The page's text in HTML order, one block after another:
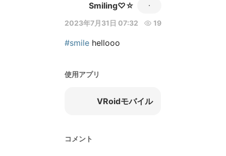
Smiling♡☆
2023年7月31日 07:32 19
#smile hellooo
使用アプリ
VRoidモバイル
コメント